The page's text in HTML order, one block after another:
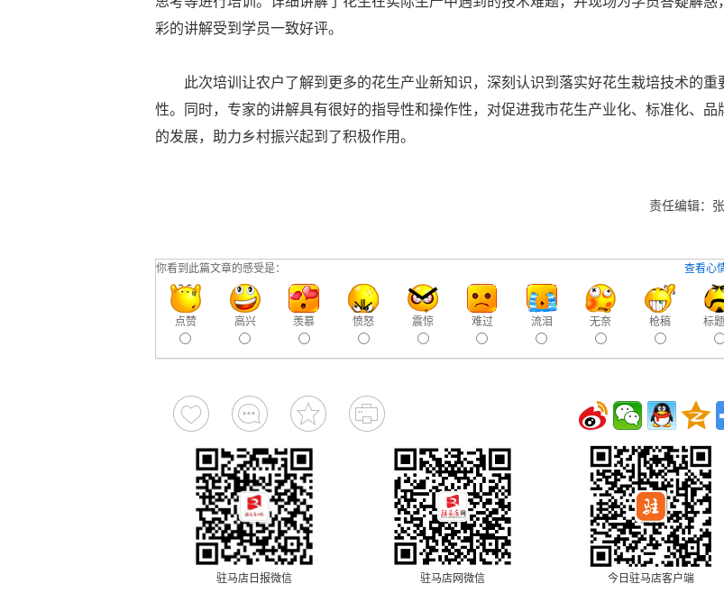
彩的讲解受到学员一致好评。
此次培训让农户了解到更多的花生产业新知识，深刻认识到落实好花生栽培技术的重
性。同时，专家的讲解具有很好的指导性和操作性，对促进我市花生产业化、标准化、品
的发展，助力乡村振兴起到了积极作用。
责任编辑：
查看心
你看到此篇文章的感受是：
点赞 高兴 羡慕 愤怒 震惊 难过 流泪 无奈 枪稿 标
驻马店日报微信 驻马店网微信 今日驻马店客户端